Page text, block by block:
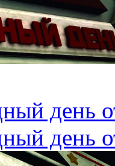
день
день